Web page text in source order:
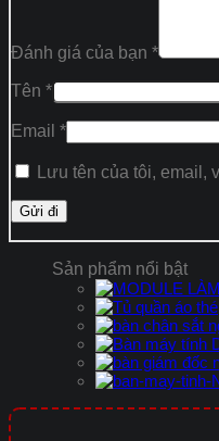
Đánh giá của bạn *
Tên *
Email *
Lưu tên của tôi, email,
Sản phẩm nổi bật